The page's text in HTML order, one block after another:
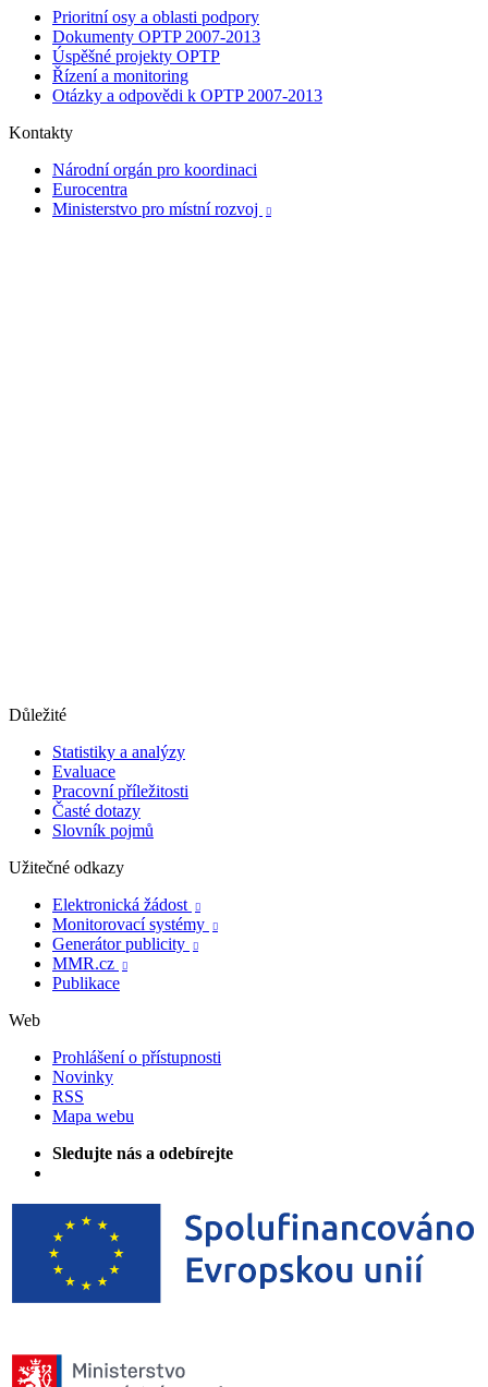
Prioritní osy a oblasti podpory
Dokumenty OPTP 2007-2013
Úspěšné projekty OPTP
Řízení a monitoring
Otázky a odpovědi k OPTP 2007-2013
Kontakty
Národní orgán pro koordinaci
Eurocentra
Ministerstvo pro místní rozvoj

Důležité
Statistiky a analýzy
Evaluace
Pracovní příležitosti
Časté dotazy
Slovník pojmů
Užitečné odkazy
Elektronická žádost

Monitorovací systémy 
Generátor publicity 
MMR.cz 
Publikace
Web
Prohlášení o přístupnosti
Novinky
RSS
Mapa webu
Sledujte nás a odebírejte